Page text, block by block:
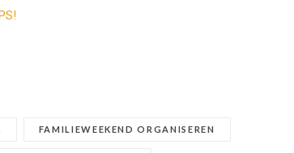
FAMILIEWEEKEND ORGANISEREN